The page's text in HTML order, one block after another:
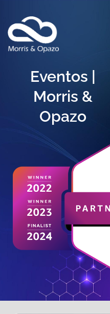
Eventos |
Morris &
Opazo​